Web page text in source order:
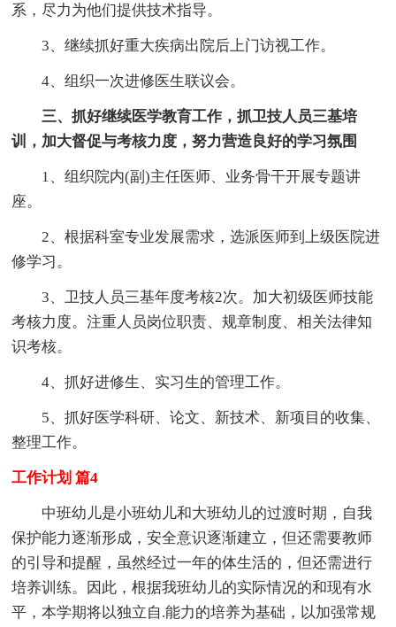
系，尽力为他们提供技术指导。
3、继续抓好重大疾病出院后上门访视工作。
4、组织一次进修医生联议会。
三、抓好继续医学教育工作，抓卫技人员三基培
训，加大督促与考核力度，努力营造良好的学习氛围
1、组织院内(副)主任医师、业务骨干开展专题讲
座。
2、根据科室专业发展需求，选派医师到上级医院进
修学习。
3、卫技人员三基年度考核2次。加大初级医师技能
考核力度。注重人员岗位职责、规章制度、相关法律知
识考核。
4、抓好进修生、实习生的管理工作。
5、抓好医学科研、论文、新技术、新项目的收集、
整理工作。
工作计划 篇4
中班幼儿是小班幼儿和大班幼儿的过渡时期，自我
保护能力逐渐形成，安全意识逐渐建立，但还需要教师
的引导和提醒，虽然经过一年的体生活的，但还需进行
培养训练。因此，根据我班幼儿的实际情况的和现有水
平，本学期将以独立自.能力的培养为基础，以加强常规